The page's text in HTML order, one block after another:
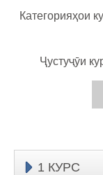
Категорияҳои
Ҷустуҷӯи
1 КУРС